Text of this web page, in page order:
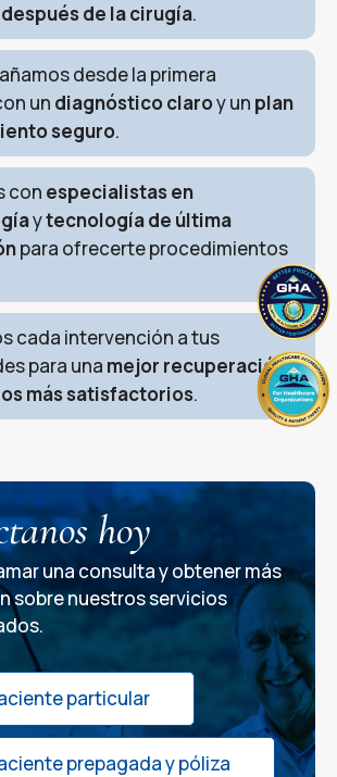
de la cirugía.
desde la primera
un diagnóstico claroy un plan
seguro.
con especialistas en
ytecnología de última
para ofrecerte procedimientos
cada intervención a tus
para una mejor recuperación
más satisfactorios.
hoy
una consulta y obtener más
sobre nuestros servicios
particular
prepagada y póliza